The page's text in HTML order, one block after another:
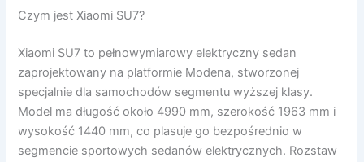
Czym jest Xiaomi SU7?
Xiaomi SU7 to pełnowymiarowy elektryczny sedan
zaprojektowany na platformie Modena, stworzonej
specjalnie dla samochodów segmentu wyższej klasy.
Model ma długość około 4990 mm, szerokość 1963 mm i
wysokość 1440 mm, co plasuje go bezpośrednio w
segmencie sportowych sedanów elektrycznych. Rozstaw